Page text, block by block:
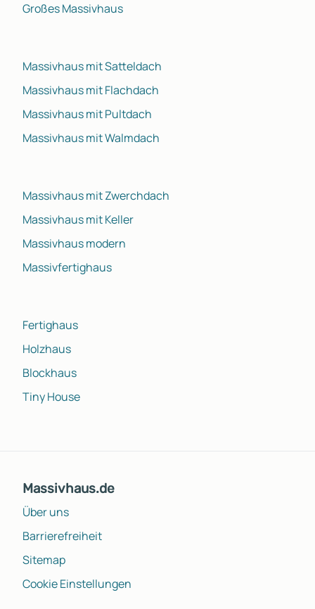
Großes Massivhaus
Massivhaus mit Satteldach
Massivhaus mit Flachdach
Massivhaus mit Pultdach
Massivhaus mit Walmdach
Massivhaus mit Zwerchdach
Massivhaus mit Keller
Massivhaus modern
Massivfertighaus
Fertighaus
Holzhaus
Blockhaus
Tiny House
Massivhaus.de
Über uns
Barrierefreiheit
Sitemap
Cookie Einstellungen